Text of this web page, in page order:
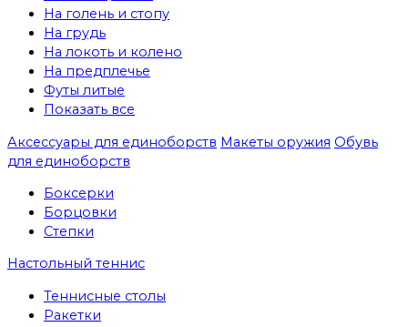
На голень и стопу
На грудь
На локоть и колено
На предплечье
Футы литые
Показать все
Аксессуары для единоборств Макеты оружия Обувь
для единоборств
Боксерки
Борцовки
Степки
Настольный теннис
Теннисные столы
Ракетки